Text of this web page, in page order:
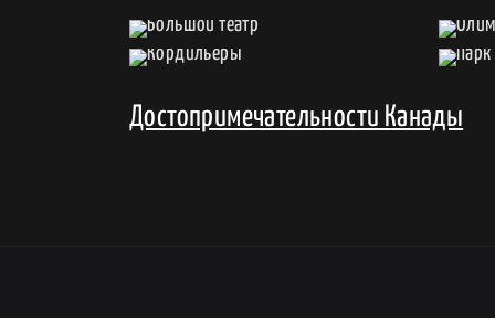
Достопримечательности Канады